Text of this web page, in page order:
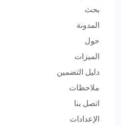
بحث
المدونة
حول
الميزات
دليل التضمين
ملاحظات
اتصل بنا
الإعدادات